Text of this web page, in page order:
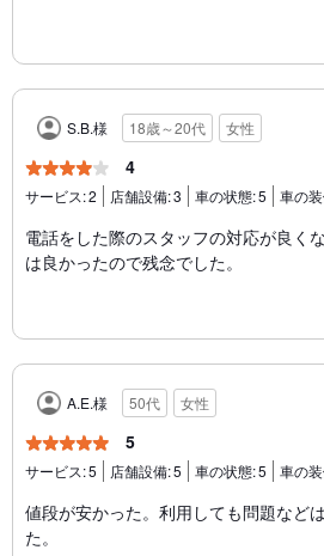
S.B.様 18歳～20代 女性
4
サービス:2 店舗設備:3 車の状態:5 車の
電話をした際のスタッフの対応が良く
は良かったので残念でした。
A.E.様 50代 女性
5
サービス:5 店舗設備:5 車の状態:5 車の
値段が安かった。利用しても問題など
た。